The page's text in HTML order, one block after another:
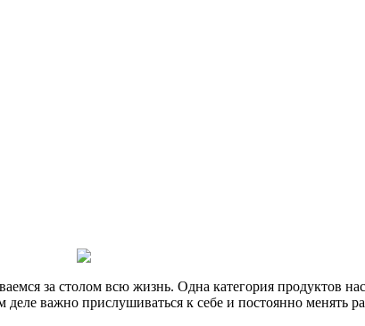
за столом всю жизнь. Одна категория продуктов
деле важно прислушиваться к себе и постоянно менять